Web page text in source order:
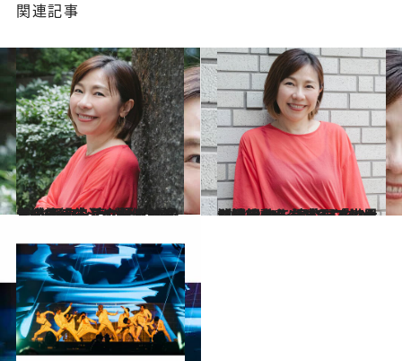
関連記事
2024.2.29
【続き#2を読む】なぜ20年の絶縁生活になったのか 牧野アンナが語る沖縄アクターズ スクール創設者である父との関係
カルチャー 2024.2.29
【続き#3を読む】「世界に通用するグループを」 沖縄アクターズスクールを再始動した 牧野アンナが沖縄から”目指すもの”
カルチャー